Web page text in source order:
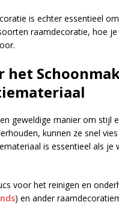
is echter essentieel
raamdecoratie, hoe
het
geweldige manier om stijl
kunnen ze snel
is essentieel als
voor het reinigen en
) en ander